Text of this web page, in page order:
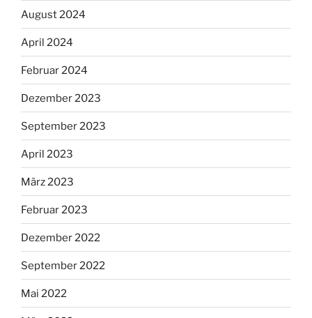
August 2024
April 2024
Februar 2024
Dezember 2023
September 2023
April 2023
März 2023
Februar 2023
Dezember 2022
September 2022
Mai 2022